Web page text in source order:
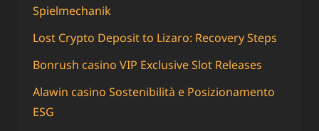
Spielmechanik
Lost Crypto Deposit to Lizaro: Recovery Steps
Bonrush casino VIP Exclusive Slot Releases
Alawin casino Sostenibilità e Posizionamento
ESG